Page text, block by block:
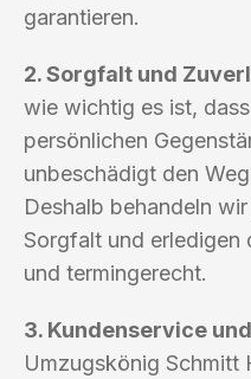
garantieren.
2. Sorgfalt und
wie wichtig es ist,
persönlichen
unbeschädigt den
Deshalb behandeln
Sorgfalt und erledigen
und termingerecht.
3. Kundenservice
Umzugskönig Schmitt